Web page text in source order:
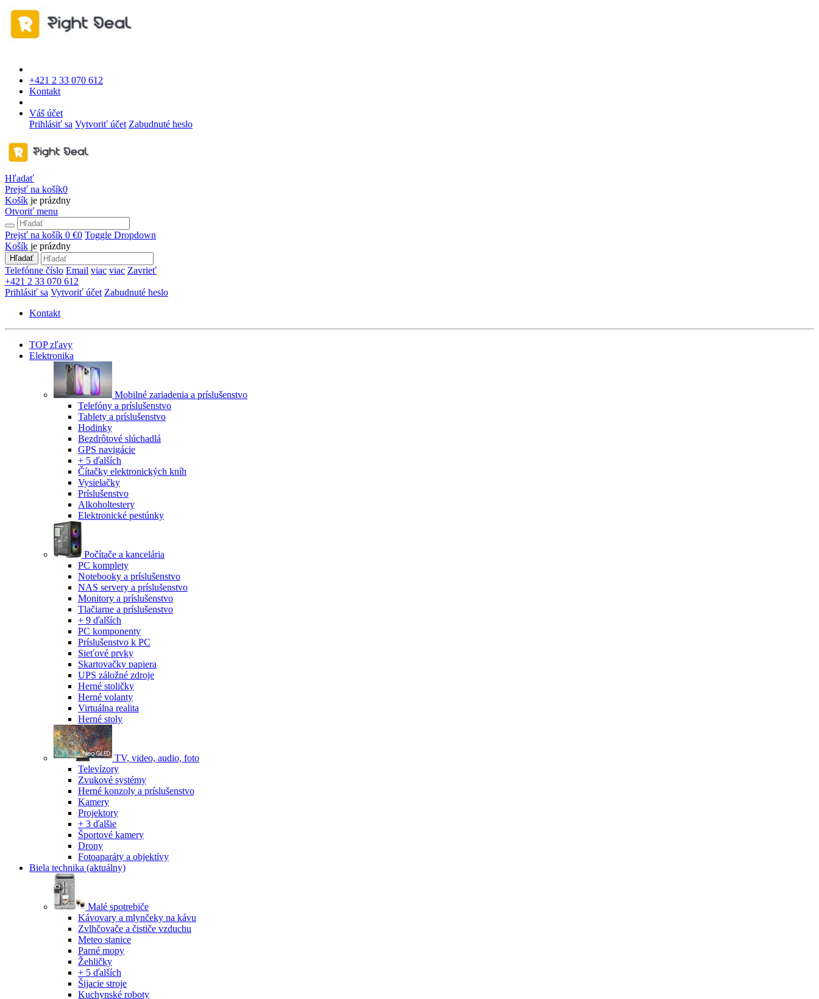
+421 2 33 070 612
Kontakt
Váš účet
Prihlásiť sa Vytvoriť účet Zabudnuté heslo
Hľadať
Prejsť na košík0
Košík je prázdny
Otvoriť menu
Prejsť na košík 0 €0 Toggle Dropdown
Košík je prázdny
Hľadať
Telefónne číslo Email viac viac Zavrieť
+421 2 33 070 612
Prihlásiť sa Vytvoriť účet Zabudnuté heslo
Kontakt
TOP zľavy
Elektronika
Mobilné zariadenia a príslušenstvo
Telefóny a príslušenstvo
Tablety a príslušenstvo
Hodinky
Bezdrôtové slúchadlá
GPS navigácie
+ 5 ďalších
Čítačky elektronických kníh
Vysielačky
Príslušenstvo
Alkoholtestery
Elektronické pestúnky
Počítače a kancelária
PC komplety
Notebooky a príslušenstvo
NAS servery a príslušenstvo
Monitory a príslušenstvo
Tlačiarne a príslušenstvo
+ 9 ďalších
PC komponenty
Príslušenstvo k PC
Sieťové prvky
Skartovačky papiera
UPS záložné zdroje
Herné stoličky
Herné volanty
Virtuálna realita
Herné stoly
TV, video, audio, foto
Televízory
Zvukové systémy
Herné konzoly a príslušenstvo
Kamery
Projektory
+ 3 ďalšie
Športové kamery
Drony
Fotoaparáty a objektívy
Biela technika (aktuálny)
Malé spotrebiče
Kávovary a mlynčeky na kávu
Zvlhčovače a čističe vzduchu
Meteo stanice
Parné mopy
Žehličky
+ 5 ďalších
Šijacie stroje
Kuchynské roboty